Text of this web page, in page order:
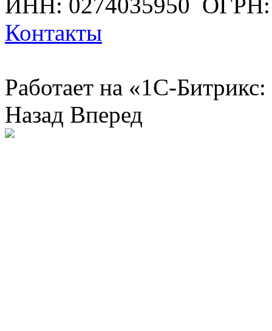
Контакты
Работает на «1С-
Назад Вперед